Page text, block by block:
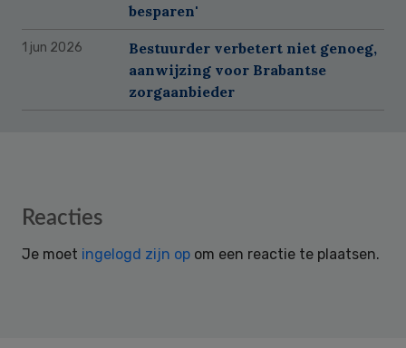
besparen'
1 jun 2026
Bestuurder verbetert niet genoeg,
aanwijzing voor Brabantse
zorgaanbieder
Reader
Reacties
Je moet ingelogd zijn op om een reactie te plaatsen.